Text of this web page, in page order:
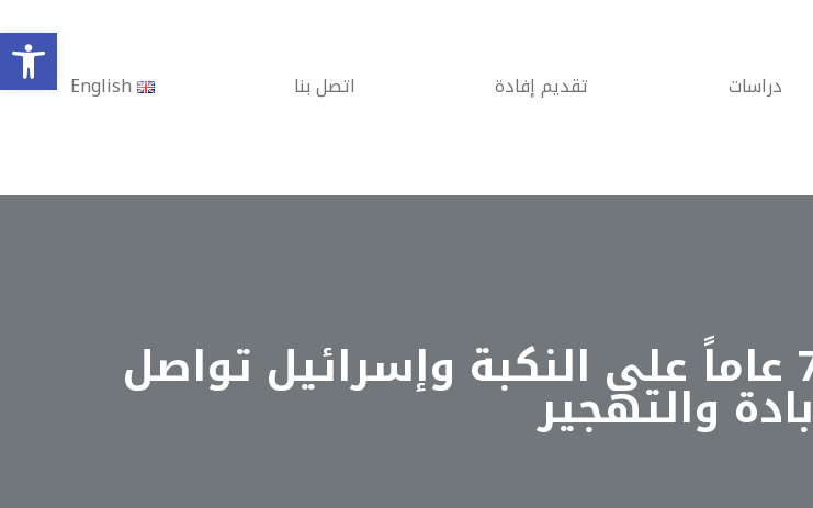
دراسات تقديم إفادة اتصل بنا English
“الاتحاد من أجل العدالة”: 78 عاماً على النكبة وإسرائيل تواصل
والتهجير